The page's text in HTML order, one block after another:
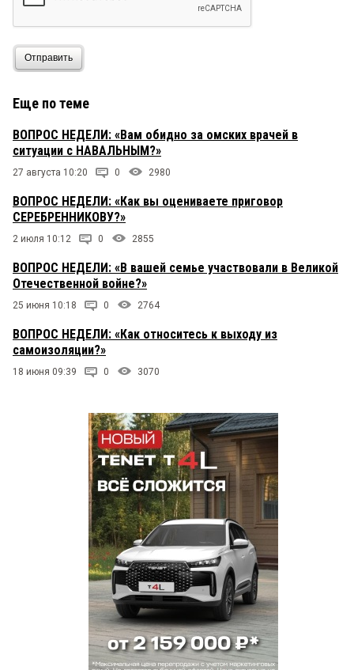
Отправить
Еще по теме
ВОПРОС НЕДЕЛИ: «Вам обидно за омских врачей в
ситуации с НАВАЛЬНЫМ?»
27 августа 10:20 0 2980
ВОПРОС НЕДЕЛИ: «Как вы оцениваете приговор
СЕРЕБРЕННИКОВУ?»
2 июля 10:12 0 2855
ВОПРОС НЕДЕЛИ: «В вашей семье участвовали в Великой
Отечественной войне?»
25 июня 10:18 0 2764
ВОПРОС НЕДЕЛИ: «Как относитесь к выходу из
самоизоляции?»
18 июня 09:39 0 3070